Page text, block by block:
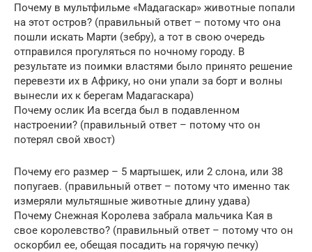
Почему в мультфильме «Мадагаскар» животные попали
на этот остров? (правильный ответ – потому что она
пошли искать Марти (зебру), а тот в свою очередь
отправился прогуляться по ночному городу. В
результате из поимки властями было принято решение
перевезти их в Африку, но они упали за борт и волны
вынесли их к берегам Мадагаскара)
Почему ослик Иа всегда был в подавленном
настроении? (правильный ответ – потому что он
потерял свой хвост)
Почему его размер – 5 мартышек, или 2 слона, или 38
попугаев. (правильный ответ – потому что именно так
измеряли мультяшные животные длину удава)
Почему Снежная Королева забрала мальчика Кая в
свое королевство? (правильный ответ – потому что он
оскорбил ее, обещая посадить на горячую печку)